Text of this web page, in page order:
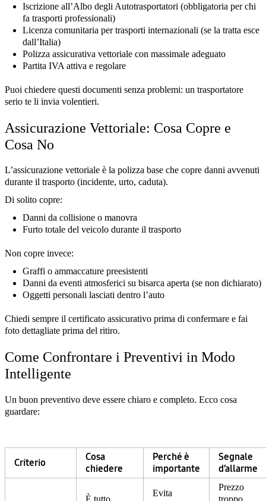
Iscrizione all’Albo degli Autotrasportatori (obbligatoria per chi
fa trasporti professionali)
Licenza comunitaria per trasporti internazionali (se la tratta esce
dall’Italia)
Polizza assicurativa vettoriale con massimale adeguato
Partita IVA attiva e regolare
Puoi chiedere questi documenti senza problemi: un trasportatore
serio te li invia volentieri.
Assicurazione Vettoriale: Cosa Copre e
Cosa No
L’assicurazione vettoriale è la polizza base che copre danni avvenuti
durante il trasporto (incidente, urto, caduta).
Di solito copre:
Danni da collisione o manovra
Furto totale del veicolo durante il trasporto
Non copre invece:
Graffi o ammaccature preesistenti
Danni da eventi atmosferici su bisarca aperta (se non dichiarato)
Oggetti personali lasciati dentro l’auto
Chiedi sempre il certificato assicurativo prima di confermare e fai
foto dettagliate prima del ritiro.
Come Confrontare i Preventivi in Modo
Intelligente
Un buon preventivo deve essere chiaro e completo. Ecco cosa
guardare:
Criterio
Cosa
chiedere
Perché è
importante
Segnale
d’allarme
Evita
Prezzo